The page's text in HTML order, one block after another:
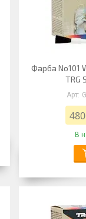
Фарба No101
TRG
В